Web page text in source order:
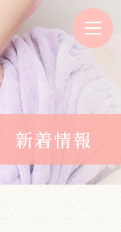
新着情報